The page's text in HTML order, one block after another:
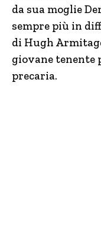
da sua moglie
sempre più in
di Hugh
giovane tenente
precaria.